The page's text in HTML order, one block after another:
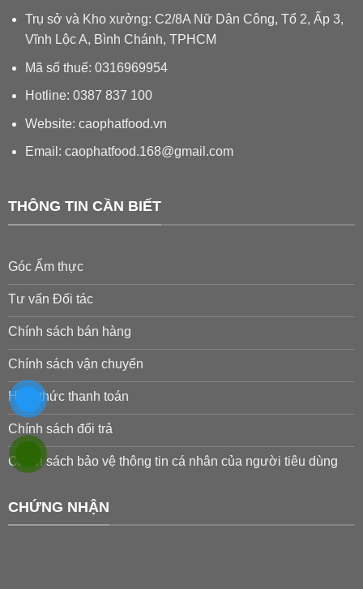
Trụ sở và Kho xưởng: C2/8A Nữ Dân Công, Tổ 2, Ấp 3,
Vĩnh Lộc A, Bình Chánh, TPHCM
Mã số thuế: 0316969954
Hotline: 0387 837 100
Website: caophatfood.vn
Email: caophatfood.168@gmail.com
THÔNG TIN CẦN BIẾT
Góc Ẩm thực
Tư vấn Đối tác
Chính sách bán hàng
Chính sách vận chuyển
Hình thức thanh toán
Chính sách đổi trả
Chính sách bảo vệ thông tin cá nhân của người tiêu dùng
CHỨNG NHẬN